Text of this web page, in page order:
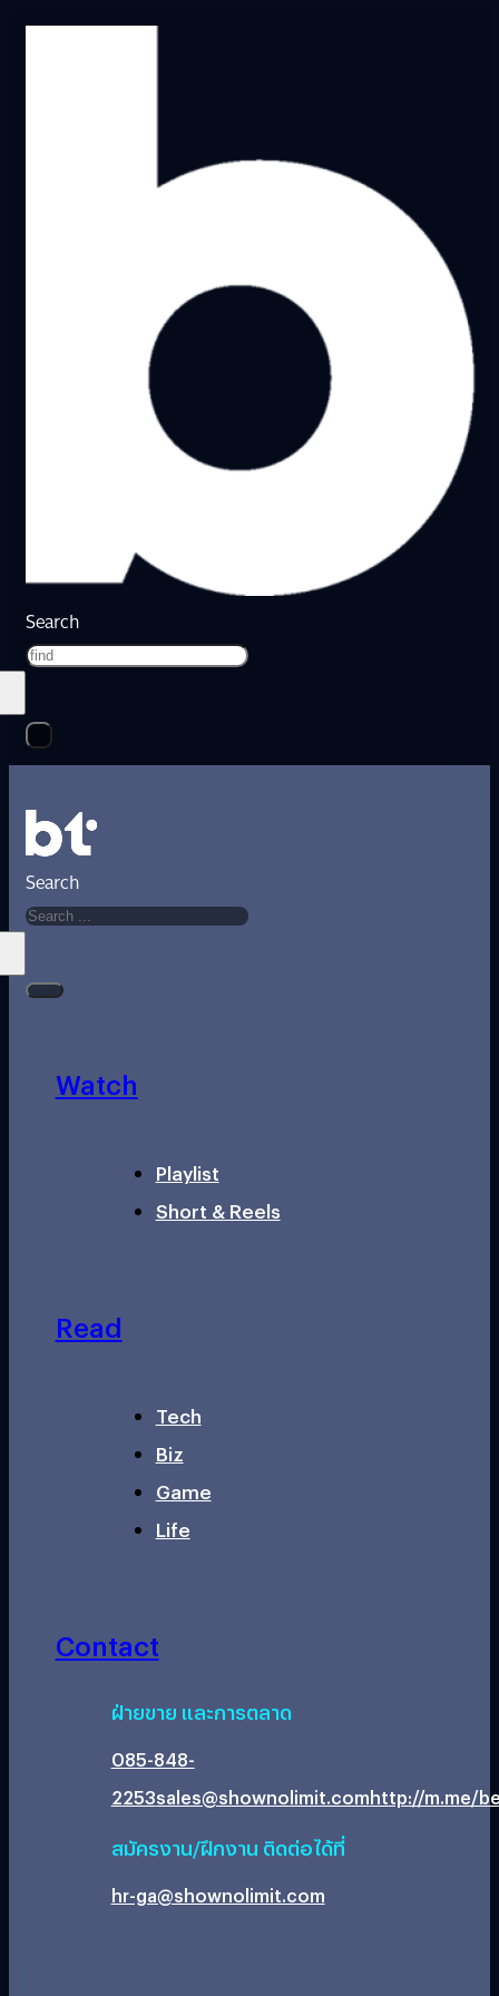
Search
Search
Watch
Playlist
Short & Reels
Read
Tech
Biz
Game
Life
Contact
ฝ่ายขาย และการตลาด
085-848-
2253sales@shownolimit.comhttp://m.me/
สมัครงาน/ฝึกงาน ติดต่อได้ที่
hr-ga@shownolimit.com